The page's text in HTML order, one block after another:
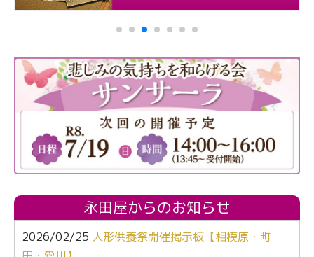
永田屋からのお知らせ
2026/02/25 人形供養祭開催掲示板【相模原・町